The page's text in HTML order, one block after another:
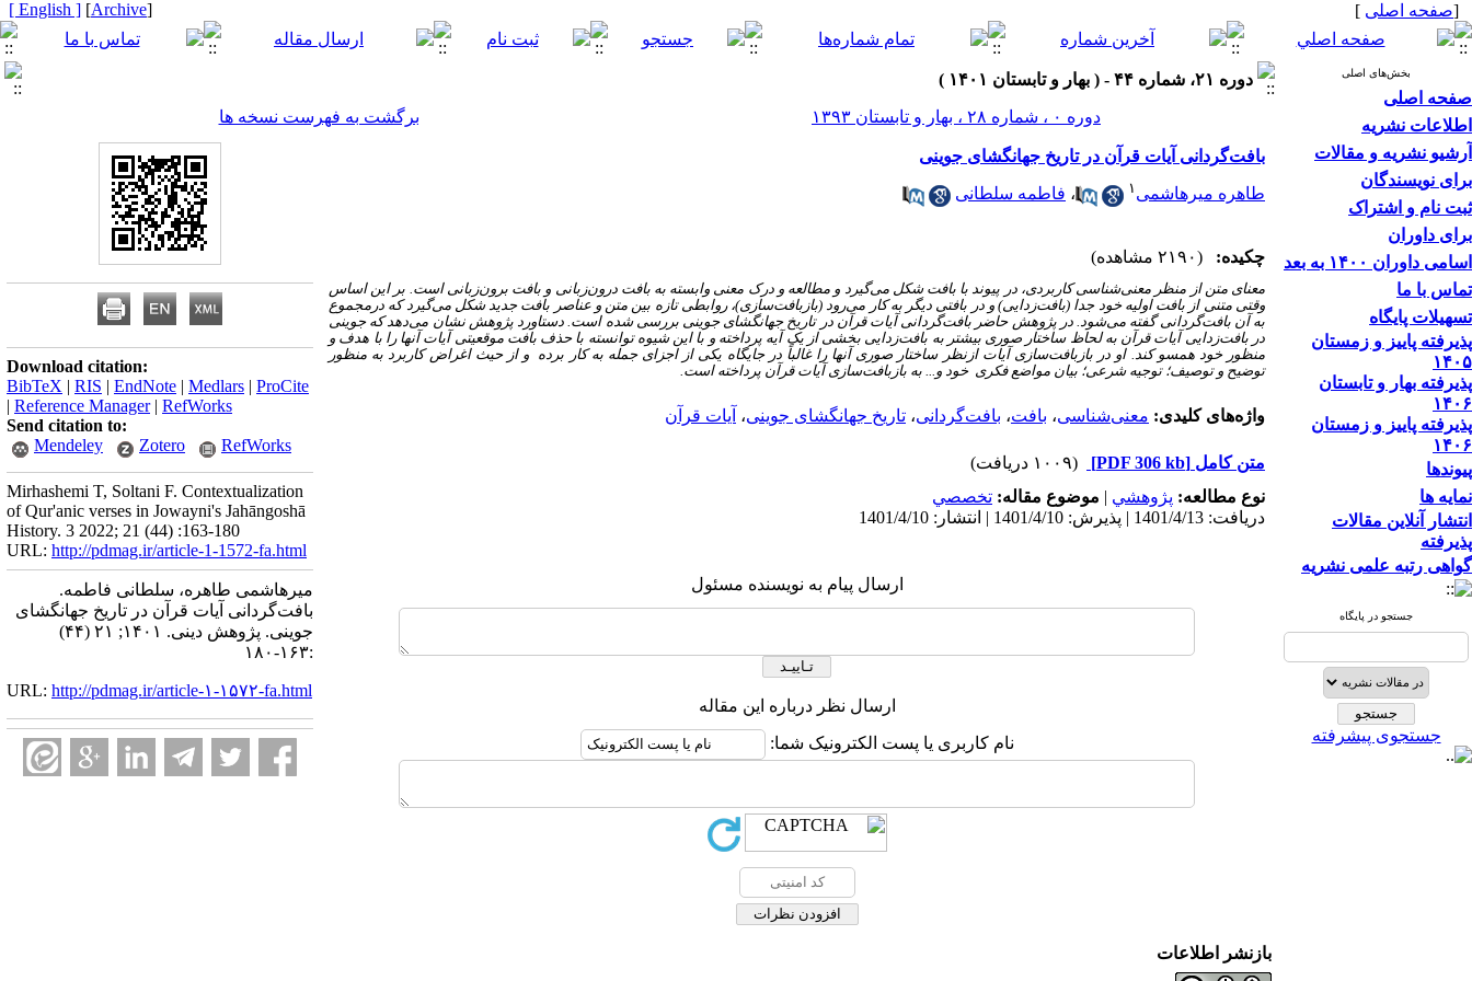
[صفحه اصلی ]
[
Archive
]
[ English ]
بخش‌های اصلی
صفحه اصلی
اطلاعات نشریه
آرشیو نشریه و مقالات
برای نویسندگان
ثبت نام و اشتراک
برای داوران
اسامی داوران ۱۴۰۰ به بعد
تماس با ما
تسهیلات پایگاه
پذیرفته پاییز و زمستان
۱۴۰۵
پذیرفته بهار و تابستان
۱۴۰۶
پذیرفته پاییز و زمستان
۱۴۰۶
پیوندها
نمایه ها
انتشار آنلاین مقالات
پذیرفته
گواهی رتبه علمی نشریه
جستجو در پایگاه
جستجوی پیشرفته
دوره ۲۱، شماره ۴۴ - ( بهار و تابستان ۱۴۰۱ )
دوره ۰ ، شماره ۲۸ ، بهار و تابستان ۱۳۹۳
برگشت به فهرست نسخه ها
بافت‌گردانی آیات قرآن در تاریخ جهانگشای جوینی
طاهره میرهاشمی ۱ ، فاطمه سلطانی
چکیده: (۲۱۹۰ مشاهده)
معنای متن از منظر معنی‌شناسی کاربردی، در پیوند با بافت شکل می‌گیرد و مطالعه و درک معنی وابسته به بافت درون‌‌زبانی و بافت برون‌زبانی است. بر این اساس
وقتی متنی از بافت اولیه خود جدا (بافت‌زدایی) و در بافتی دیگر به کار می‌رود (بازبافت‌سازی)، روابطی تازه بین متن و عناصر بافت جدید شکل می‌گیرد که درمجموع
به آن بافت‌گردانی گفته می‌شود. در پژوهش حاضر بافت‌گردانی آیات قرآن در تاریخ جهانگشای جوینی بررسی شده است. دستاورد پژوهش نشان می‌دهد که جوینی
در بافت‌زدایی آیات قرآن به لحاظ ساختار صوری بیشتر به بافت‌زدایی بخشی از یک آیه پرداخته و با این شیوه توانسته با حذف بافت موقعیتی آیات آنها را با هدف و
منظور خود همسو کند. او در بازبافت‌سازی آیات ازنظر ساختار صوری آنها را غالباً در جایگاه یکی از اجزای جمله به کار برده و از حیث اغراض کاربرد به منظور
توضیح و توصیف؛ توجیه شرعی؛ بیان مواضع فکری خود و... به بازبافت‌سازی آیات قرآن پرداخته است.
واژه‌های کلیدی: معنی‌شناسی، بافت، بافت‌گردانی، تاریخ جهانگشای جوینی، آیات قرآن
متن کامل [PDF 306 kb]
(۱۰۰۹ دریافت)
نوع مطالعه: پژوهشي | موضوع مقاله: تخصصي
دریافت: 1401/4/13 | پذیرش: 1401/4/10 | انتشار: 1401/4/10
ارسال پیام به نویسنده مسئول
ارسال نظر درباره این مقاله
نام کاربری یا پست الکترونیک شما:
Download citation:
BibTeX | RIS | EndNote | Medlars | ProCite
| Reference Manager| RefWorks
Send citation to:
Mendeley
Zotero RefWorks
Mirhashemi T, Soltani F. Contextualization
of Qur'anic verses in Jowayni's Jahāngoshā
History. 3 2022; 21 (44) :163-180
URL: http://pdmag.ir/article-1-1572-fa.html
میرهاشمی طاهره، سلطانی فاطمه.
بافت‌گردانی آیات قرآن در تاریخ جهانگشای
جوینی. پژوهش دینی. ۱۴۰۱; ۲۱ (۴۴)
:۱۶۳-۱۸۰
URL: http://pdmag.ir/article-۱-۱۵۷۲-fa.html
بازنشر اطلاعات